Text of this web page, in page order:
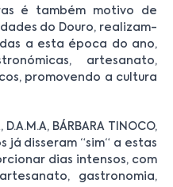
é também motivo de
do Douro, realizam-
a esta época do ano,
artesanato,
promovendo a cultura
D.A.M.A, BÁRBARA TINOCO,
já disseram “sim“ a estas
dias intensos, com
gastronomia,